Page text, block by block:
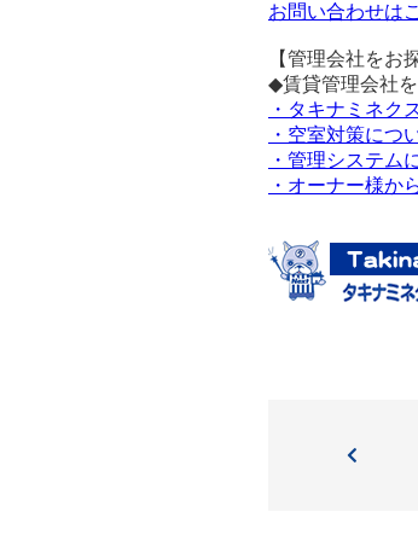
お問い合わせは
【管理会社をお
◆賃貸管理会社
・タキナミネク
・空室対策につ
・管理システム
・オーナー様か